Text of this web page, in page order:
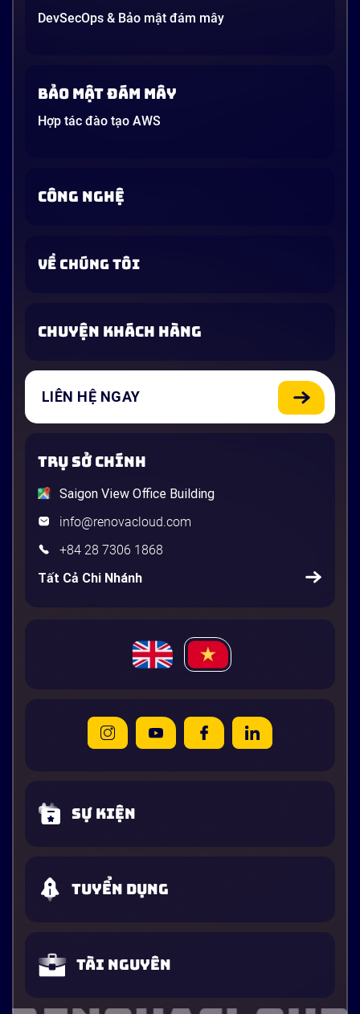
DevSecOps & Bảo mật đám mây
Bảo mật đám mây
Hợp tác đào tạo AWS
CÔNG NGHỆ
VỀ CHÚNG TÔI
CHUYỆN KHÁCH HÀNG
LIÊN HỆ NGAY
TRỤ SỞ CHÍNH
Saigon View Office Building
info@renovacloud.com
+84 28 7306 1868
Tất Cả Chi Nhánh
Sự kiện
Tuyển dụng
Tài nguyên